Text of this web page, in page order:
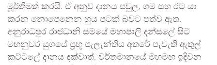
මූර්තිමත් කරයි. ඒ අනුව දානය පවුල, ගම සහ රට යා
කරන නොපෙනෙන හුය පටක් බවට පත්ව ඇත.
අනුරාධපුර රාජධානි සමයේ මහාපාලි දන්සලේ සිට
මහනුවර යුගයේ ප්‍රභූ පැලැන්තිය අතරේ පැවැති ඇතුල්
කට්ටලේ දානය දක්වාත්, වර්තමානයේ මහමඟ ඉදිවන